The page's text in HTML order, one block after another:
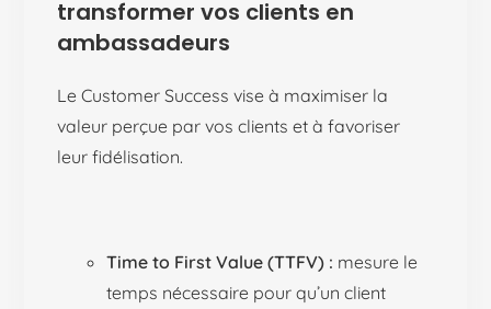
transformer vos clients en
ambassadeurs
Le Customer Success vise à maximiser la
valeur perçue par vos clients et à favoriser
leur fidélisation.
Time to First Value (TTFV) : mesure le
temps nécessaire pour qu’un client